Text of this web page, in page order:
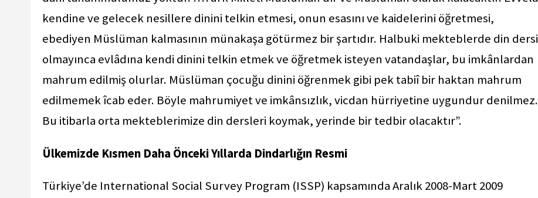
kendine ve gelecek nesillere dinini telkin etmesi, onun esasını ve kaidelerini öğretmesi,
ebediyen Müslüman kalmasının münakaşa götürmez bir şartıdır. Halbuki mekteblerde din dersi
olmayınca evlâdına kendi dinini telkin etmek ve öğretmek isteyen vatandaşlar, bu imkânlardan
mahrum edilmiş olurlar. Müslüman çocuğu dinini öğrenmek gibi pek tabiî bir haktan mahrum
edilmemek îcab eder. Böyle mahrumiyet ve imkânsızlık, vicdan hürriyetine uygundur denilmez.
Bu itibarla orta mekteblerimize din dersleri koymak, yerinde bir tedbir olacaktır”.
Ülkemizde Kısmen Daha Önceki Yıllarda Dindarlığın Resmi
Türkiye’de International Social Survey Program (ISSP) kapsamında Aralık 2008-Mart 2009